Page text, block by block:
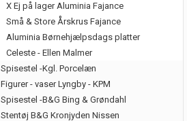
X Ej på lager Aluminia Fajance
Små & Store Årskrus Fajance
Aluminia Børnehjælpsdags platter
Celeste - Ellen Malmer
Spisestel -Kgl. Porcelæn
Figurer - vaser Lyngby - KPM
Spisestel -B&G Bing & Grøndahl
Stentøj B&G Kronjyden Nissen